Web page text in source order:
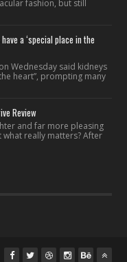
fashion, but still
a ‘special place in the
Wednesday said kidneys
heart”, prompting many
Review
and far more pleasing
really matters? After